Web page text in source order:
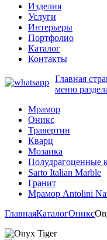
Изделия
Услуги
Интерьеры
Портфолио
Каталог
Контакты
Главная
меню
Мрамор
Оникс
Травертин
Кварц
Мозаика
Полудрагоценные
Sarto Italian Marble
Гранит
Мрамор Antolini
ГлавнаяКаталогОникс